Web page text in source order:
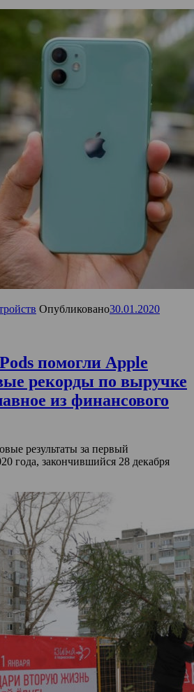
Опубликовано30.01.2020
помогли Apple
рекорды по выручке
из финансового
результаты за первый
года, закончившийся 28 декабря